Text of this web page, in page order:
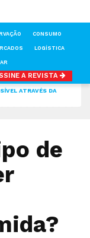
CONSUMO
LOGÍSTICA
A REVISTA
ATRAVÉS DA
de